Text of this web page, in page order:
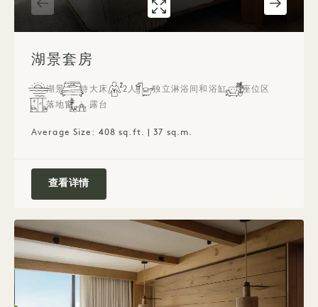
7593画廊
湖景套房
湖景 特大床 2人 独立淋浴间和浴缸
座位区
落地窗
露台
Average Size: 408 sq.ft. | 37 sq.m.
查看详情湖景套房